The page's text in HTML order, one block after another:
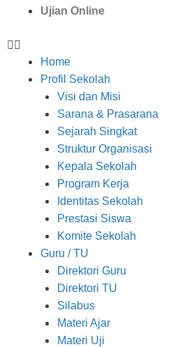
Ujian Online
Home
Profil Sekolah
Visi dan Misi
Sarana & Prasarana
Sejarah Singkat
Struktur Organisasi
Kepala Sekolah
Program Kerja
Identitas Sekolah
Prestasi Siswa
Komite Sekolah
Guru / TU
Direktori Guru
Direktori TU
Silabus
Materi Ajar
Materi Uji